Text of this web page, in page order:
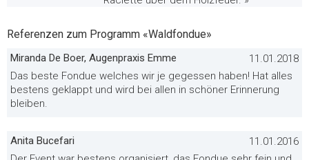
Referenzen zum Programm «Waldfondue»
Miranda De Boer, Augenpraxis Emme
11.01.2018
Das beste Fondue welches wir je gegessen haben! Hat alles
bestens geklappt und wird bei allen in schöner Erinnerung
bleiben.
Anita Bucefari
11.01.2016